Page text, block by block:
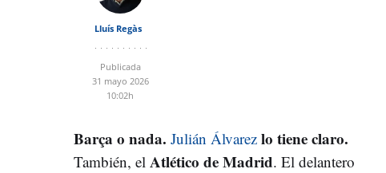
Lluís Regàs
Publicada
31 mayo 2026
10:02h
Barça o nada. Julián Álvarez lo tiene claro.
También, el Atlético de Madrid. El delantero